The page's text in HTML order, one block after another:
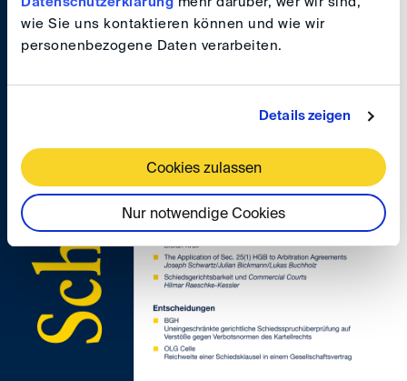
wie Sie uns kontaktieren können und wie wir
personenbezogene Daten verarbeiten.
Details zeigen
Cookies zulassen
Nur notwendige Cookies